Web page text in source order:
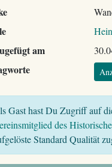
am
Gast hast Du Zugriff auf
des
Standard Qualität